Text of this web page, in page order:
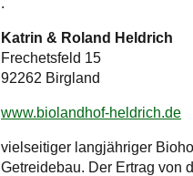
Katrin & Roland Heldrich
Frechetsfeld 15
92262 Birgland
www.biolandhof-heldrich.de
vielseitiger langjähriger
Getreidebau. Der Ertrag von